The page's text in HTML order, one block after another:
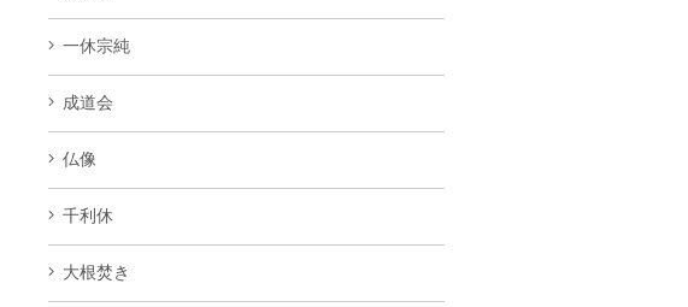
一休宗純
成道会
仏像
千利休
大根焚き